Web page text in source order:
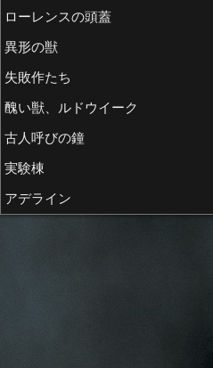
ローレンスの頭蓋
異形の獣
失敗作たち
醜い獣、ルドウイーク
古人呼びの鐘
実験棟
アデライン